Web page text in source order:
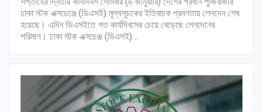
ঢাকা স্টক এক্সচেঞ্জে (ডিএসই) মূল্যসূচকের ইতিবাচক প্রবণতায় লেনদেন শেষ
হয়েছে। এদিন ডিএসইতে গত কার্যদিবসের চেয়ে বেড়েছে লেনদেনের
পরিমাণ। ঢাকা স্টক এক্সচেঞ্জ (ডিএসই)…